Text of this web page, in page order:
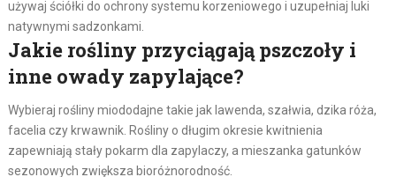
używaj ściółki do ochrony systemu korzeniowego i uzupełniaj luki
natywnymi sadzonkami.
Jakie rośliny przyciągają pszczoły i
inne owady zapylające?
Wybieraj rośliny miododajne takie jak lawenda, szałwia, dzika róża,
facelia czy krwawnik. Rośliny o długim okresie kwitnienia
zapewniają stały pokarm dla zapylaczy, a mieszanka gatunków
sezonowych zwiększa bioróżnorodność.